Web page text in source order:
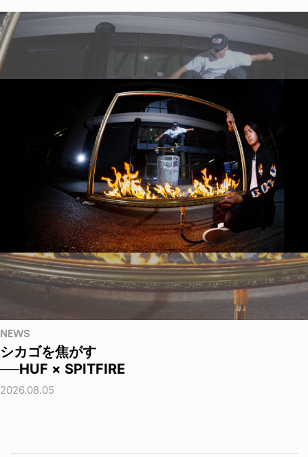
NEWS
シカゴを焦がす
──HUF × SPITFIRE
2026.08.05